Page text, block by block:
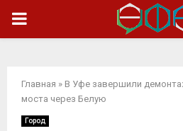
ОСНОВНОЕ
Главная » В Уфе завершили
моста через Белую
Город